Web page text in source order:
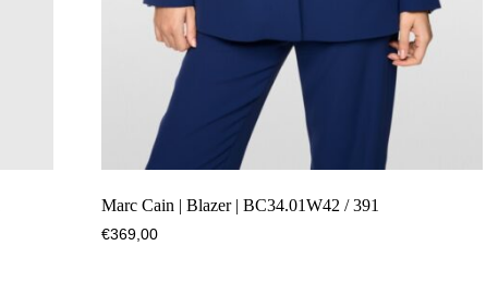
Marc Cain | Blazer | BC34.01W42 / 391
€369,00